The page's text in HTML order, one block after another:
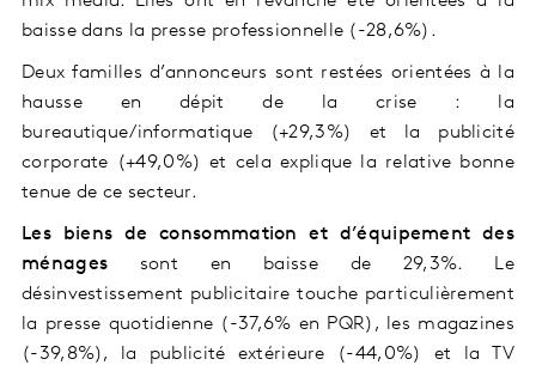
baisse dans la presse professionnelle (-28,6%).
Deux familles d’annonceurs sont restées orientées à la
hausse en dépit de la crise : la
bureautique/informatique (+29,3%) et la publicité
corporate (+49,0%) et cela explique la relative bonne
tenue de ce secteur.
Les biens de consommation et d’équipement des
ménages sont en baisse de 29,3%. Le
désinvestissement publicitaire touche particulièrement
la presse quotidienne (-37,6% en PQR), les magazines
(-39,8%), la publicité extérieure (-44,0%) et la TV